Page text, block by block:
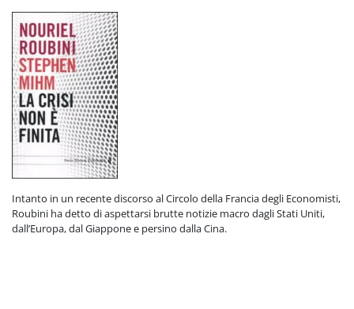
Intanto in un recente discorso al Circolo della Francia degli Economisti,
Roubini ha detto di aspettarsi brutte notizie macro dagli Stati Uniti,
dall’Europa, dal Giappone e persino dalla Cina.